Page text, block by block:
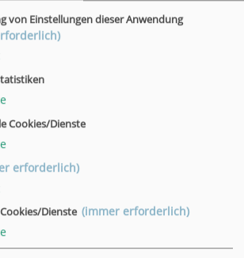
per E-Mail über exklusive
rund um die VHS
von Einstellungen dieser Anwendung
Cookies/Dienste
erforderlich)
Dienste (immer erforderlich)